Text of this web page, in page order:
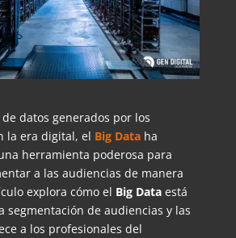
datos generados por los
la era digital, el Big Dataha
herramienta poderosa para
a las audiencias de manera
explora cómo el Big Dataestá
segmentación de audiencias y las
a los profesionales del